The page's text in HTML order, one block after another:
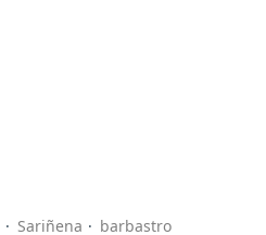
Sariñena barbastro